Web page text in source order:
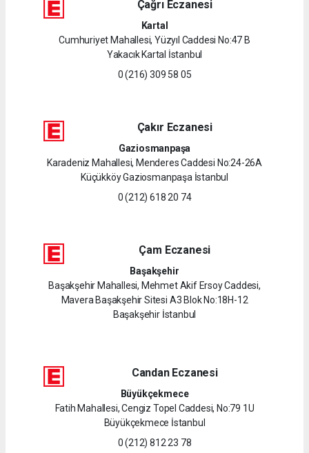
Çağrı Eczanesi
Kartal
Cumhuriyet Mahallesi, Yüzyıl Caddesi No:47 B
Yakacık Kartal İstanbul
0 (216) 309 58 05
Çakır Eczanesi
Gaziosmanpaşa
Karadeniz Mahallesi, Menderes Caddesi No:24-26A
Küçükköy Gaziosmanpaşa İstanbul
0 (212) 618 20 74
Çam Eczanesi
Başakşehir
Başakşehir Mahallesi, Mehmet Akif Ersoy Caddesi,
Mavera Başakşehir Sitesi A3 Blok No:18H-12
Başakşehir İstanbul
Candan Eczanesi
Büyükçekmece
Fatih Mahallesi, Cengiz Topel Caddesi, No:79 1U
Büyükçekmece İstanbul
0 (212) 812 23 78